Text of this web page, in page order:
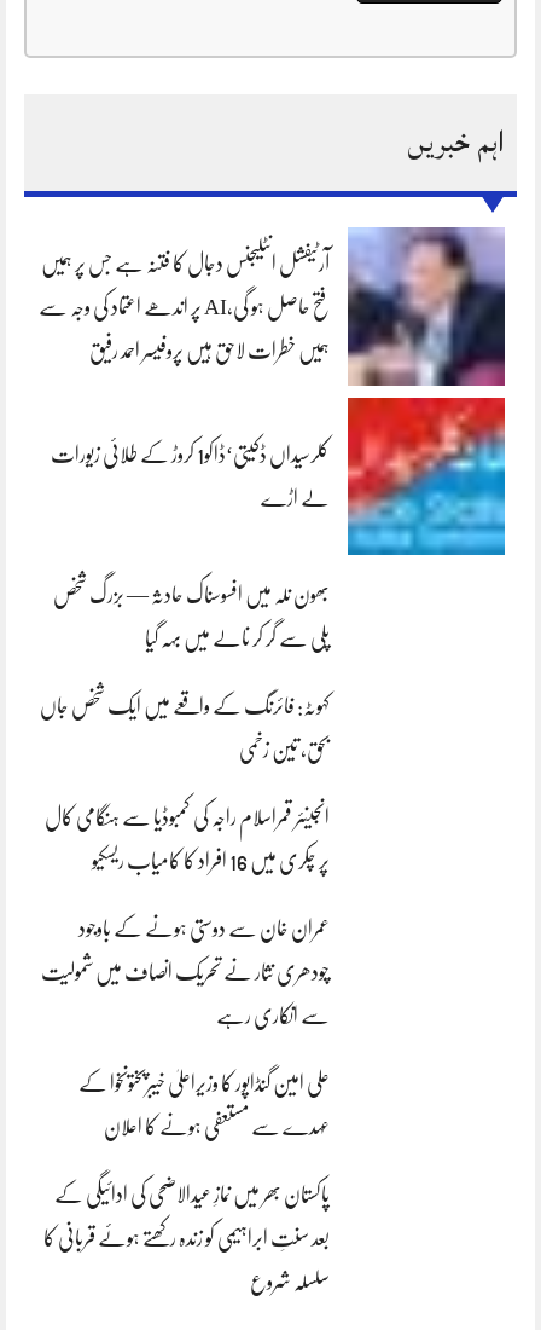
اہم خبریں
آرٹیفشل انٹلیجنس دجال کا فتنہ ہے جس پر ہمیں
فتح حاصل ہو گی،AI پر اندھے اعتماد کی وجہ سے
ہمیں خطرات لاحق ہیں پروفیسر احمد رفیق
کلرسیداں ڈکیتی‘ڈاکو1 کروڑ کے طلائی زیورات
لے اڑے
بھون نلہ میں افسوسناک حادثہ — بزرگ شخص
پلی سے گر کر نالے میں بہہ گیا
کہوٹہ: فائرنگ کے واقعے میں ایک شخص جاں
بحق، تین زخمی
انجینئر قمراسلام راجہ کی کمبوڈیا سے ہنگامی کال
پر چکری میں 16 افراد کا کامیاب ریسکیو
عمران خان سے دوستی ہونے کے باوجود
چودھری نثار نے تحریک انصاف میں شمولیت
سے انکاری رہے
علی امین گنڈاپور کا وزیراعلیٰ خیبرپختونخوا کے
عہدے سے مستعفی ہونے کا اعلان
پاکستان بھر میں نمازِ عیدالاضحی کی ادائیگی کے
بعد سنتِ ابراہیمی کو زندہ رکھتے ہوئے قربانی کا
سلسلہ شروع